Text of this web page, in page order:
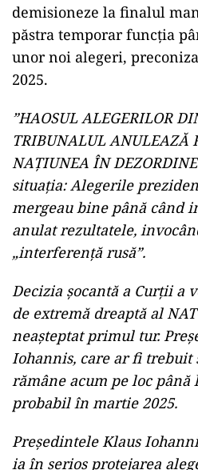
demisioneze la finalul
păstra temporar funcția
unor noi alegeri,
2025.
”HAOSUL ALEGERILOR
TRIBUNALUL ANULEAZĂ
NAȚIUNEA ÎN
situația: Alegerile
mergeau bine până când
anulat rezultatele,
„interferență rusă”.
Decizia șocantă a Curții a
de extremă dreaptă al
neașteptat primul tur.
Iohannis, care ar fi trebuit
rămâne acum pe loc până
probabil în martie 2025.
Președintele Klaus
ia în serios protejarea